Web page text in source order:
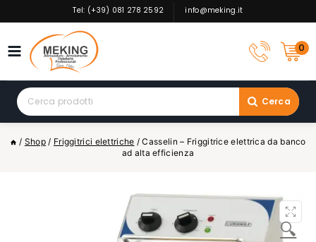
to
Tel: (+39) 081 278 2592 info@meking.it
0
Search
for:
Cerca
/ Shop / Friggitrici elettriche / Casselin – Friggitrice elettrica da banco
ad alta efficienza
🔍